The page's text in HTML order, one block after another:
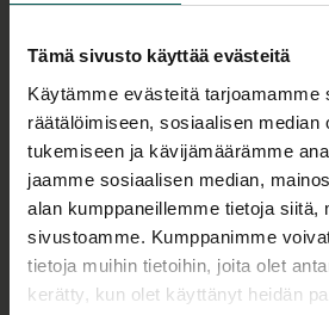
Tämä sivusto käyttää evästeitä
Käytämme evästeitä tarjoamamme
räätälöimiseen, sosiaalisen median
tukemiseen ja kävijämäärämme
jaamme sosiaalisen median,
alan kumppaneillemme tietoja siitä,
sivustoamme. Kumppanimme
tietoja muihin tietoihin, joita olet
kerätty, kun olet käyttänyt heidän
VERMOBIL DAISY